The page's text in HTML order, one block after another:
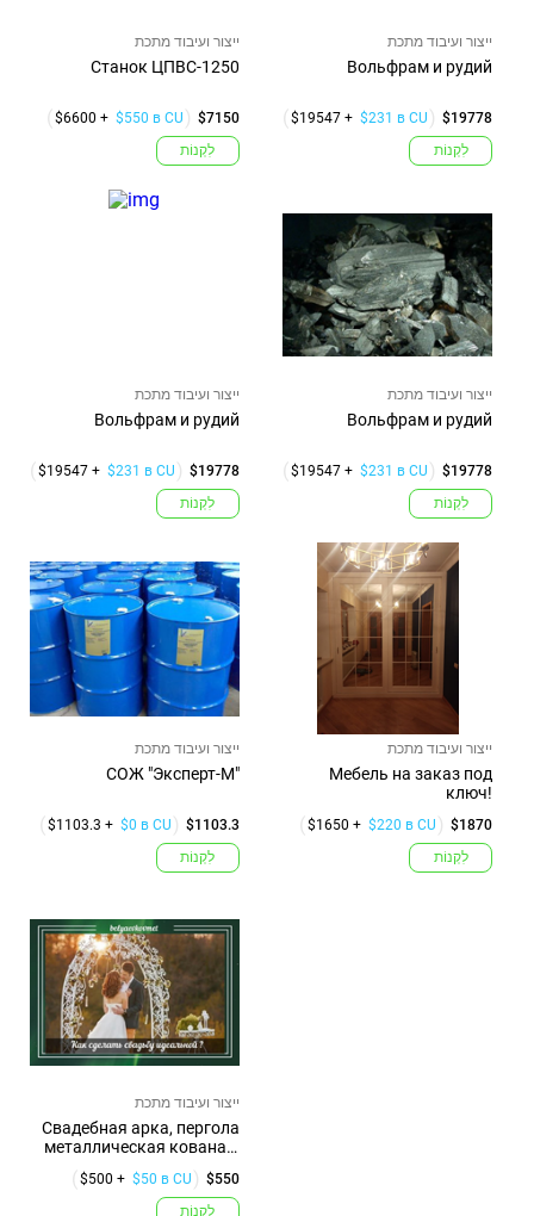
ייצור ועיבוד מתכת
Станок ЦПВС-1250
$7150
$6600 + $550 в CU
לִקְנוֹת
ייצור ועיבוד מתכת
Вольфрам и рудий
$19778
$19547 + $231 в CU
לִקְנוֹת
ייצור ועיבוד מתכת
Вольфрам и рудий
$19778
$19547 + $231 в CU
לִקְנוֹת
ייצור ועיבוד מתכת
Вольфрам и рудий
$19778
$19547 + $231 в CU
לִקְנוֹת
ייצור ועיבוד מתכת
СОЖ "Эксперт-М"
$1103.3
$1103.3 + $0 в CU
לִקְנוֹת
ייצור ועיבוד מתכת
Мебель на заказ под
ключ!
$1870
$1650 + $220 в CU
לִקְנוֹת
ייצור ועיבוד מתכת
Свадебная арка, пергола
металлическая кованая,
$550
$500 + $50 в CU
לִקְנוֹת